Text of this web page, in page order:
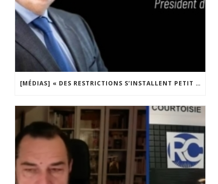
[MÉDIAS] « DES RESTRICTIONS S’INSTALLENT PETIT À PETIT DANS NOTRE PAYS » ENTRETIEN AVEC BOULEVARD VOLTAIRE